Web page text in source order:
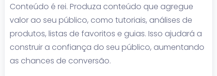
Conteúdo é rei. Produza conteúdo que agregue
valor ao seu público, como tutoriais, análises de
produtos, listas de favoritos e guias. Isso ajudará a
construir a confiança do seu público, aumentando
as chances de conversão.